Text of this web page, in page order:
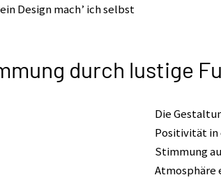
Design mach’ ich selbst
durch lustige
Die
Positivität in
Stimmung
Atmosphäre